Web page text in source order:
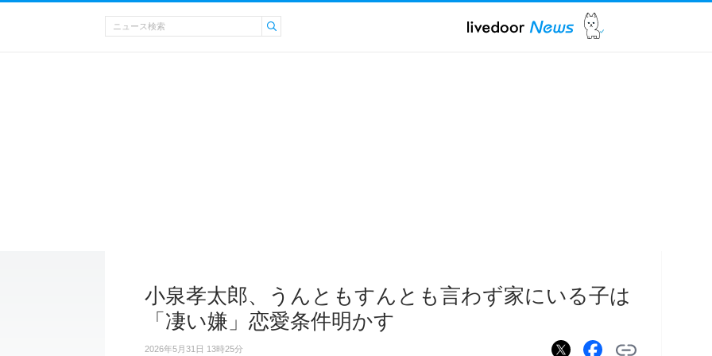
小泉孝太郎、うんともすんとも言わず家にいる子は
「凄い嫌」恋愛条件明かす
2026年5月31日 13時25分